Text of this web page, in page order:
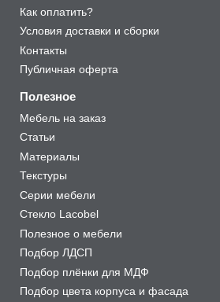
Как оплатить?
Условия доставки и сборки
Контакты
Публичная оферта
Полезное
Мебель на заказ
Статьи
Материалы
Текстуры
Серии мебели
Стекло Lacobel
Полезное о мебели
Подбор ЛДСП
Подбор плёнки для МДФ
Подбор цвета корпуса и фасада